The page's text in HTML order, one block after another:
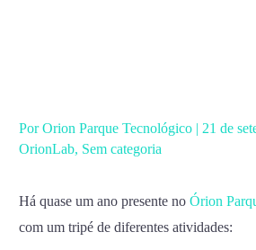
PorOrion Parque Tecnológico | 21 de
OrionLab, Sem categoria
Há quase um ano presente no Órion
com um tripé de diferentes atividades: